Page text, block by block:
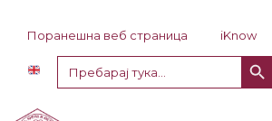
Поранешна веб страница iKnow
Пребарај
за:
Копче